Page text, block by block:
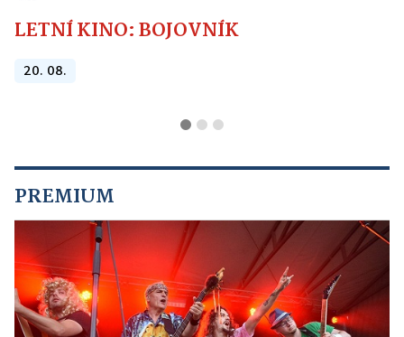
LETNÍ KINO: BOJOVNÍK
20. 08.
PREMIUM